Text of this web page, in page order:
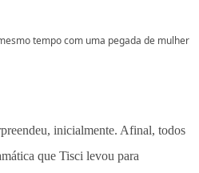
tempo com uma pegada de mulher
inicialmente. Afinal, todos
que Tisci levou para